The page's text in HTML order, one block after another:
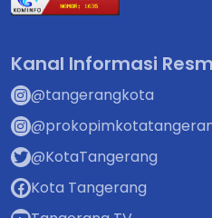
Kanal Informasi
@tangerangkota
@KotaTangerang
Kota Tangerang